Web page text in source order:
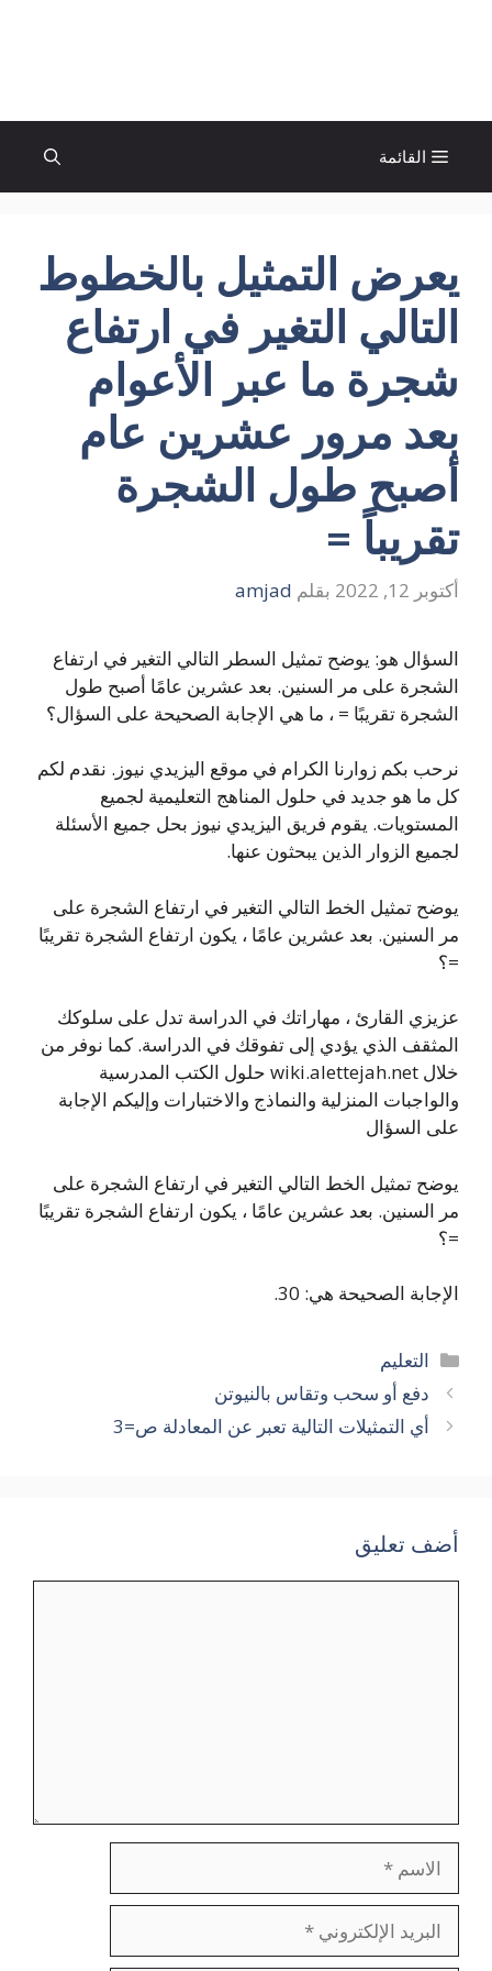
القائمة
يعرض التمثيل بالخطوط
التالي التغير في ارتفاع
شجرة ما عبر الأعوام
بعد مرور عشرين عام
أصبح طول الشجرة
تقريباً =
أكتوبر 12, 2022 بقلم amjad
السؤال هو: يوضح تمثيل السطر التالي التغير في ارتفاع
الشجرة على مر السنين. بعد عشرين عامًا أصبح طول
الشجرة تقريبًا = ، ما هي الإجابة الصحيحة على السؤال؟
نرحب بكم زوارنا الكرام في موقع اليزيدي نيوز. نقدم لكم
كل ما هو جديد في حلول المناهج التعليمية لجميع
المستويات. يقوم فريق اليزيدي نيوز بحل جميع الأسئلة
لجميع الزوار الذين يبحثون عنها.
يوضح تمثيل الخط التالي التغير في ارتفاع الشجرة على
مر السنين. بعد عشرين عامًا ، يكون ارتفاع الشجرة تقريبًا
=؟
عزيزي القارئ ، مهاراتك في الدراسة تدل على سلوكك
المثقف الذي يؤدي إلى تفوقك في الدراسة. كما نوفر من
خلال wiki.alettejah.net حلول الكتب المدرسية
والواجبات المنزلية والنماذج والاختبارات وإليكم الإجابة
على السؤال
يوضح تمثيل الخط التالي التغير في ارتفاع الشجرة على
مر السنين. بعد عشرين عامًا ، يكون ارتفاع الشجرة تقريبًا
=؟
الإجابة الصحيحة هي: 30.
التصنيفات
التعليم
دفع أو سحب وتقاس بالنيوتن
أي التمثيلات التالية تعبر عن المعادلة ص=3
أضف تعليق
الاسم
البريد
الإلكتروني